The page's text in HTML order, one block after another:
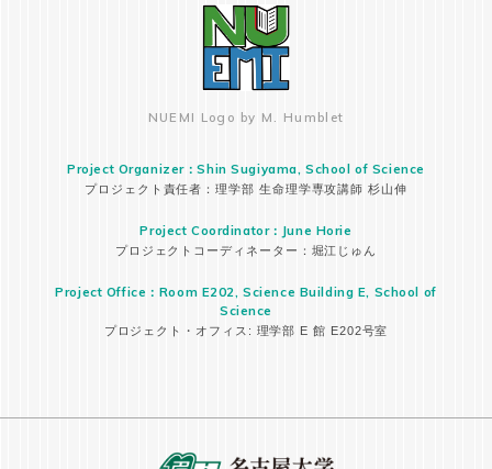
NUEMI Logo by M. Humblet
Project Organizer：Shin Sugiyama, School of Science
プロジェクト責任者：理学部 生命理学専攻講師 杉山伸
Project Coordinator：June Horie
プロジェクトコーディネーター：堀江じゅん
Project Office：Room E202, Science Building E, School of
Science
プロジェクト・オフィス: 理学部 E 館 E202号室